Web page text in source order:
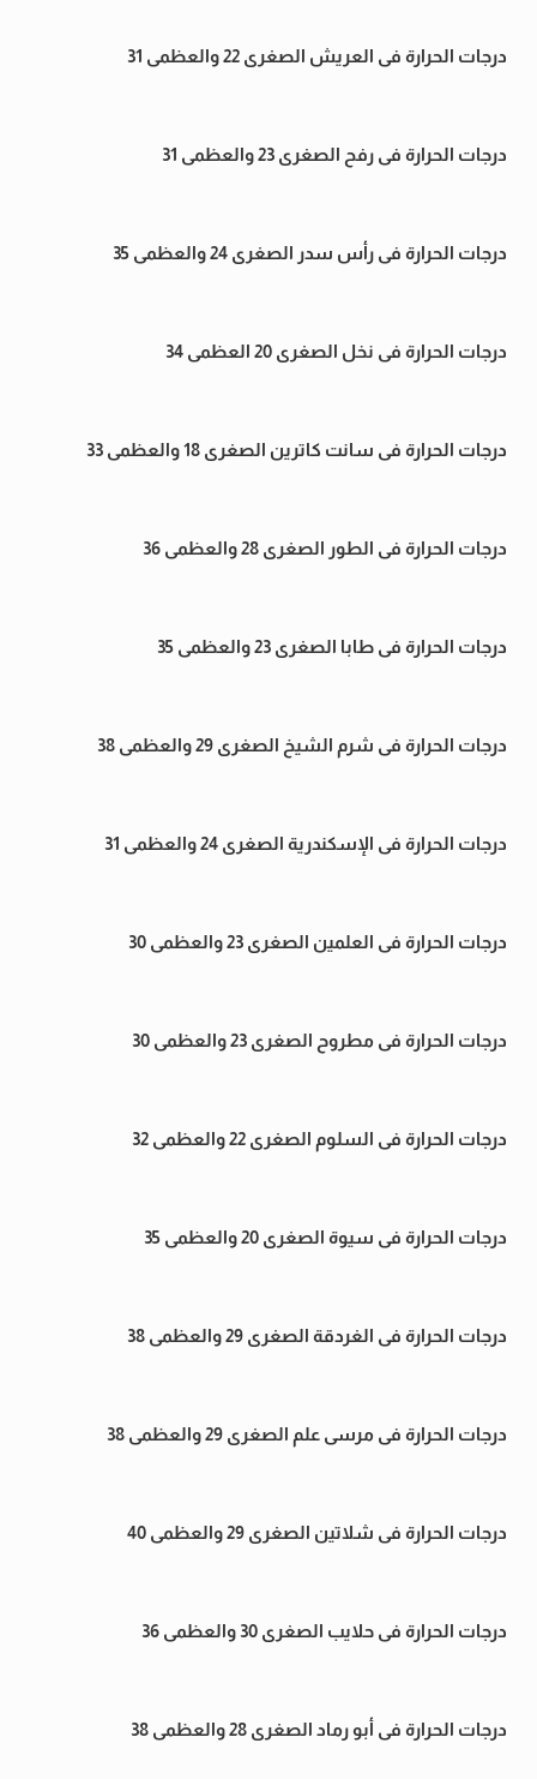
درجات الحرارة فى العريش الصغرى 22 والعظمى 31
درجات الحرارة فى رفح الصغرى 23 والعظمى 31
درجات الحرارة فى رأس سدر الصغرى 24 والعظمى 35
درجات الحرارة فى نخل الصغرى 20 العظمى 34
درجات الحرارة فى سانت كاترين الصغرى 18 والعظمى 33
درجات الحرارة فى الطور الصغرى 28 والعظمى 36
درجات الحرارة فى طابا الصغرى 23 والعظمى 35
درجات الحرارة فى شرم الشيخ الصغرى 29 والعظمى 38
درجات الحرارة فى الإسكندرية الصغرى 24 والعظمى 31
درجات الحرارة فى العلمين الصغرى 23 والعظمى 30
درجات الحرارة فى مطروح الصغرى 23 والعظمى 30
درجات الحرارة فى السلوم الصغرى 22 والعظمى 32
درجات الحرارة فى سيوة الصغرى 20 والعظمى 35
درجات الحرارة فى الغردقة الصغرى 29 والعظمى 38
درجات الحرارة فى مرسى علم الصغرى 29 والعظمى 38
درجات الحرارة فى شلاتين الصغرى 29 والعظمى 40
درجات الحرارة فى حلايب الصغرى 30 والعظمى 36
درجات الحرارة فى أبو رماد الصغرى 28 والعظمى 38